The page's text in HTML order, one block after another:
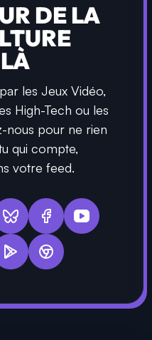
DE LA
les Jeux Vidéo,
High-Tech ou les
nous pour ne rien
qui compte,
votre feed.